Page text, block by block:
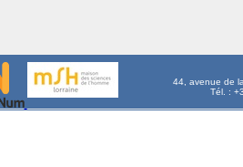
44, avenue de
Tél. :